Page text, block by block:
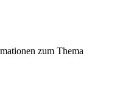
zum Thema